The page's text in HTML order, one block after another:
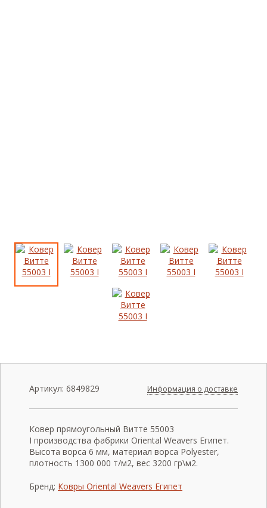
Артикул: 6849829 Информация о доставке
Ковер прямоугольный Витте 55003
I производства фабрики Oriental Weavers Египет.
Высота ворса 6 мм, материал ворса Polyester,
плотность 1300 000 т/м2, вес 3200 гр\м2.
Бренд: Ковры Oriental Weavers Египет